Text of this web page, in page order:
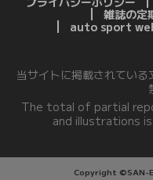
雑誌の定
auto sport
当サイトに掲載されてい
The total of partial
and illustrations
Copyright ©SAN-